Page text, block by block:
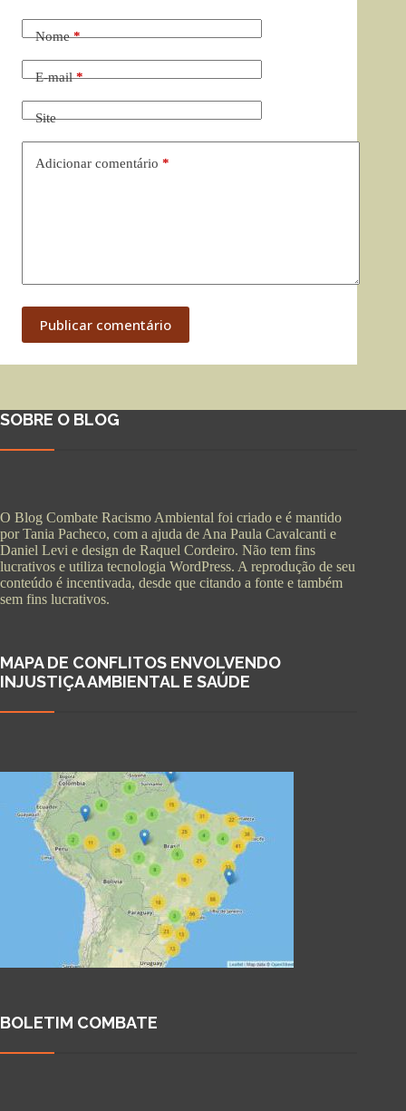
Nome*
E-mail*
Site
Adicionar comentário *
Publicar comentário
SOBRE O BLOG
O Blog Combate Racismo Ambiental foi criado e é mantido
por Tania Pacheco, com a ajuda de Ana Paula Cavalcanti e
Daniel Levi e design de Raquel Cordeiro. Não tem fins
lucrativos e utiliza tecnologia WordPress. A reprodução de seu
conteúdo é incentivada, desde que citando a fonte e também
sem fins lucrativos.
MAPA DE CONFLITOS ENVOLVENDO
INJUSTIÇA AMBIENTAL E SAÚDE
BOLETIM COMBATE